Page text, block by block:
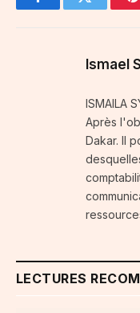
FacebookTwitter
Ismael
ISMAILA
Après
Dakar. Il
LECTURES